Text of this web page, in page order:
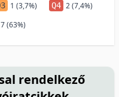
1 (3,7%) Q4 2 (7,4%)
(63%)
rendelkező